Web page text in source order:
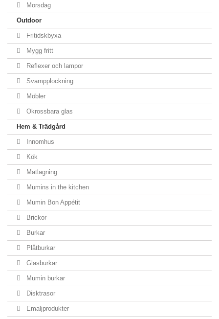
Morsdag
Outdoor
Fritidskbyxa
Mygg fritt
Reflexer och lampor
Svampplockning
Möbler
Okrossbara glas
Hem & Trädgård
Innomhus
Kök
Matlagning
Mumins in the kitchen
Mumin Bon Appétit
Brickor
Burkar
Plåtburkar
Glasburkar
Mumin burkar
Disktrasor
Emaljprodukter